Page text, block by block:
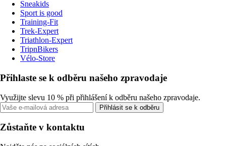
Sneakids
Sport is good
Training-Fit
Trek-Expert
Triathlon-Expert
TripnBikers
Vélo-Store
Přihlaste se k odběru našeho zpravodaje
Využijte slevu 10 % při přihlášení k odběru našeho zpravodaje.
Přihlásit se k odběru
Zůstaňte v kontaktu